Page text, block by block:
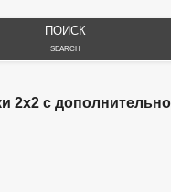
ПОИСК
SEARCH
2х2 с